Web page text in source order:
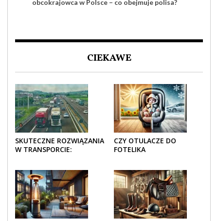
obcokrajowca w Polsce – co obejmuje polisa?
CIEKAWE
SKUTECZNE ROZWIĄZANIA
W TRANSPORCIE:
CZY OTULACZE DO
FOTELIKA
ZIMĄ?